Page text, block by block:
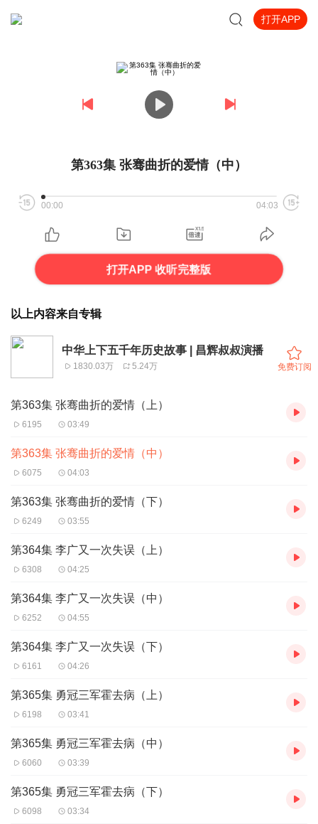
打开APP
第363集 张骞曲折的爱情（中）
00:00 04:03
打开APP 收听完整版
以上内容来自专辑
中华上下五千年历史故事 | 昌辉叔叔演播
1830.03万 5.24万 免费订阅
第363集 张骞曲折的爱情（上）
6195 03:49
第363集 张骞曲折的爱情（中）
6075 04:03
第363集 张骞曲折的爱情（下）
6249 03:55
第364集 李广又一次失误（上）
6308 04:25
第364集 李广又一次失误（中）
6252 04:55
第364集 李广又一次失误（下）
6161 04:26
第365集 勇冠三军霍去病（上）
6198 03:41
第365集 勇冠三军霍去病（中）
6060 03:39
第365集 勇冠三军霍去病（下）
6098 03:34